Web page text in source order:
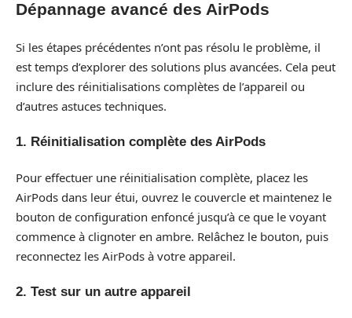
Dépannage avancé des AirPods
Si les étapes précédentes n’ont pas résolu le problème, il
est temps d’explorer des solutions plus avancées. Cela peut
inclure des réinitialisations complètes de l’appareil ou
d’autres astuces techniques.
1. Réinitialisation complète des AirPods
Pour effectuer une réinitialisation complète, placez les
AirPods dans leur étui, ouvrez le couvercle et maintenez le
bouton de configuration enfoncé jusqu’à ce que le voyant
commence à clignoter en ambre. Relâchez le bouton, puis
reconnectez les AirPods à votre appareil.
2. Test sur un autre appareil